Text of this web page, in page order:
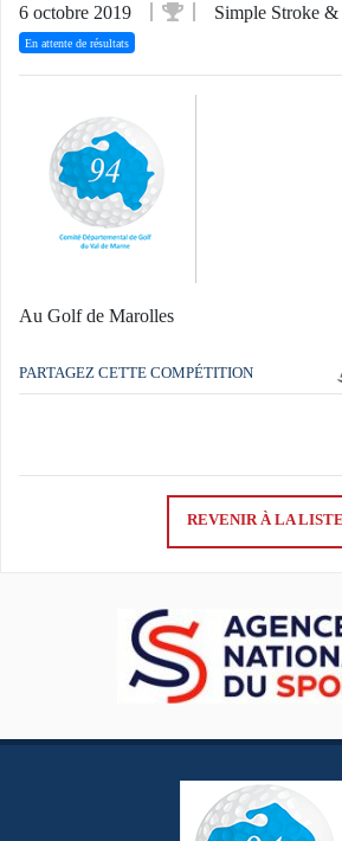
6 octobre 2019 Simple Stroke &
En attente de résultats
Au Golf de Marolles
PARTAGEZ CETTE COMPÉTITION
REVENIR À LA LISTE